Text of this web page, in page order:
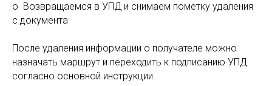
o Возвращаемся в УПД и снимаем пометку удаления
с документа
После удаления информации о получателе можно
назначать маршрут и переходить к подписанию УПД
согласно основной инструкции.